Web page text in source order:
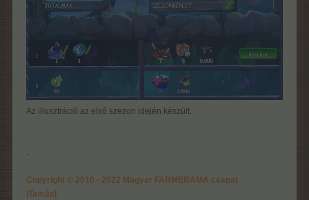
Az illusztráció az első szezon idején készült.
.
Copyright © 2010 - 2022 Magyar FARMERAMA csapat
|Tamás|